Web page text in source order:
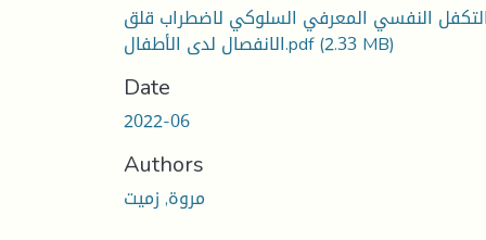
النفسي المعرفي السلوكي لاضطراب قلق
الانفصال لدى الأطفال.pdf(2.33 MB)
Date
2022-06
Authors
مروة, زميت